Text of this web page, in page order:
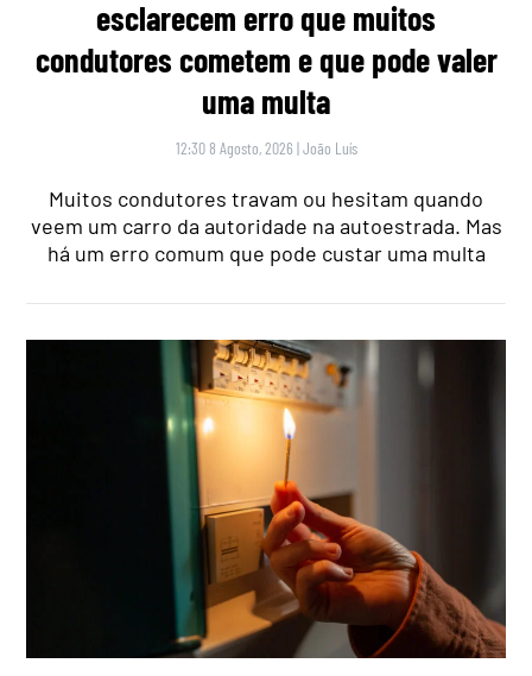
esclarecem erro que muitos
condutores cometem e que pode valer
uma multa
12:30 8 Agosto, 2026 |João Luís
Muitos condutores travam ou hesitam quando
veem um carro da autoridade na autoestrada. Mas
há um erro comum que pode custar uma multa